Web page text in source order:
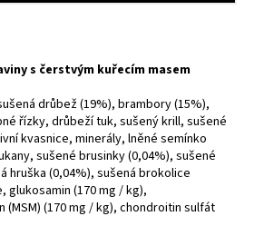
s čerstvým kuřecím masem
drůbež (19%), brambory (15%),
řízky, drůbeží tuk, sušený krill, sušené
kvasnice, minerály, lněné semínko
sušené brusinky (0,04%), sušené
hruška (0,04%), sušená brokolice
glukosamin (170 mg / kg),
(170 mg / kg), chondroitin sulfát